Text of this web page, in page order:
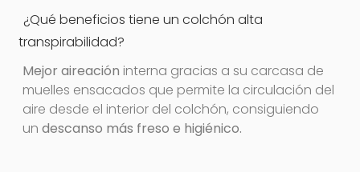
¿Qué beneficios tiene un colchón alta
transpirabilidad?
Mejor aireación interna gracias a su carcasa de
muelles ensacados que permite la circulación del
aire desde el interior del colchón, consiguiendo
un descanso más freso e higiénico.